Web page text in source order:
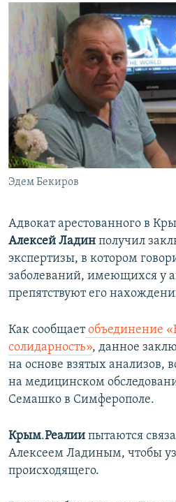
ТЕЛЕПРОЕКТ КРЫМ.РЕАЛИИ
СОВЕТЫ ПРАВОЗАЩИТНИКОВ
ПРОПАВШИЕ БЕЗ ВЕСТИ
ПОБЕДИТЕЛЕЙ НЕ СУДЯТ?
КРЫМ.НЕПОКОРЕННЫЙ
ELIFBE
УКРАИНСКАЯ ПРОБЛЕМА КРЫМА
Українською
Qırımtatar
ПРИСОЕДИНЯЙТЕСЬ!
Все сайты RFE/RL
Эдем Бекиров
Адвокат арестованного в
Алексей Ладин получил
экспертизы, в котором
заболеваний, имеющихся у
препятствуют его
Как сообщаетобъединение
солидарность», данное
на основе взятых анализов,
на медицинском
Семашко в Симферополе.
Крым.Реалии пытаются
Алексеем Ладиным, чтобы
происходящего.